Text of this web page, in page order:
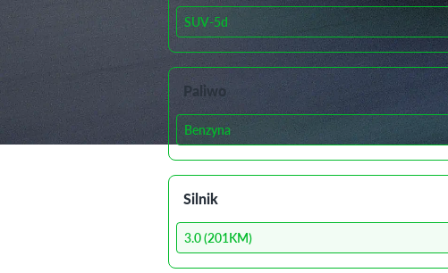
SUV-5d
Paliwo
Benzyna
Silnik
3.0 (201KM)